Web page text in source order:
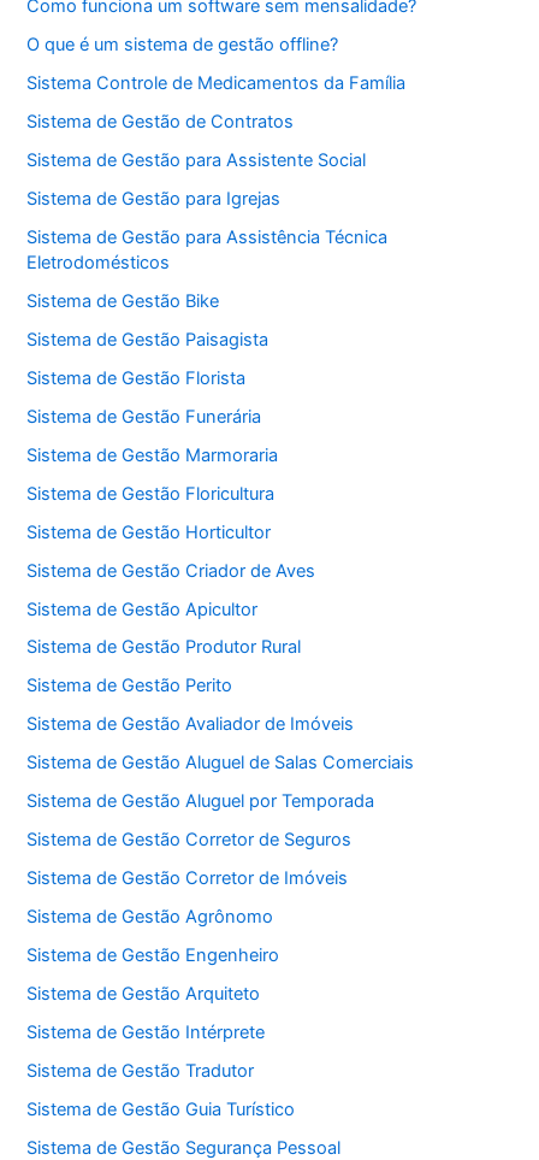
Como funciona um software sem mensalidade?
O que é um sistema de gestão offline?
Sistema Controle de Medicamentos da Família
Sistema de Gestão de Contratos
Sistema de Gestão para Assistente Social
Sistema de Gestão para Igrejas
Sistema de Gestão para Assistência Técnica
Eletrodomésticos
Sistema de Gestão Bike
Sistema de Gestão Paisagista
Sistema de Gestão Florista
Sistema de Gestão Funerária
Sistema de Gestão Marmoraria
Sistema de Gestão Floricultura
Sistema de Gestão Horticultor
Sistema de Gestão Criador de Aves
Sistema de Gestão Apicultor
Sistema de Gestão Produtor Rural
Sistema de Gestão Perito
Sistema de Gestão Avaliador de Imóveis
Sistema de Gestão Aluguel de Salas Comerciais
Sistema de Gestão Aluguel por Temporada
Sistema de Gestão Corretor de Seguros
Sistema de Gestão Corretor de Imóveis
Sistema de Gestão Agrônomo
Sistema de Gestão Engenheiro
Sistema de Gestão Arquiteto
Sistema de Gestão Intérprete
Sistema de Gestão Tradutor
Sistema de Gestão Guia Turístico
Sistema de Gestão Segurança Pessoal